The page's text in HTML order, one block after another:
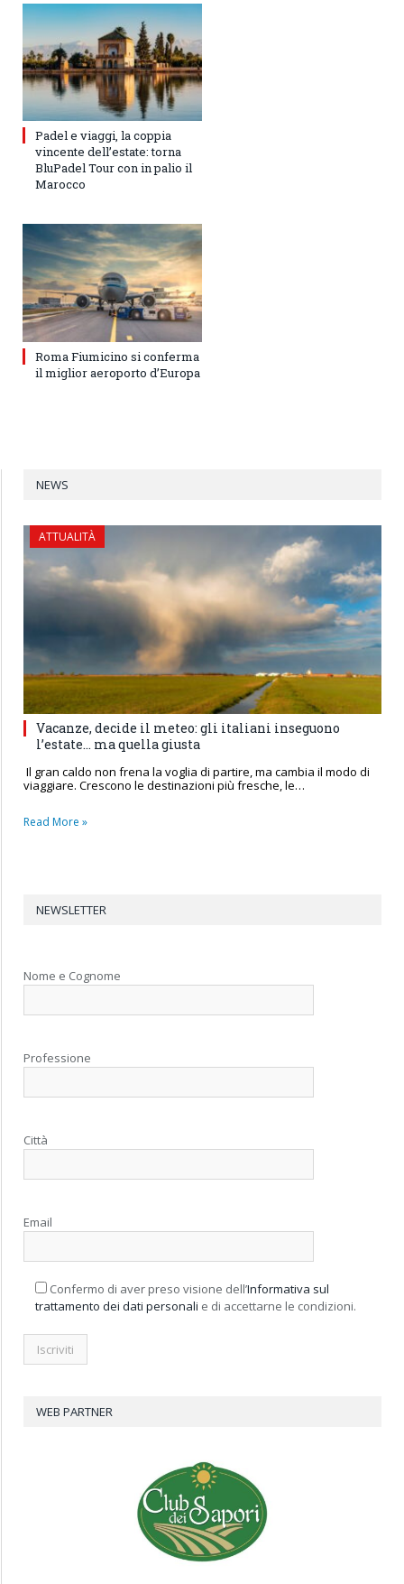
Padel e viaggi, la coppia
vincente dell’estate: torna
BluPadel Tour con in palio il
Marocco
Roma Fiumicino si conferma
il miglior aeroporto d’Europa
NEWS
ATTUALITÀ
Vacanze, decide il meteo: gli italiani inseguono
l’estate… ma quella giusta
Il gran caldo non frena la voglia di partire, ma cambia il modo di
viaggiare. Crescono le destinazioni più fresche, le…
Read More »
NEWSLETTER
Nome e Cognome
Professione
Città
Email
Confermo di aver preso visione dell’Informativa sul
trattamento dei dati personali e di accettarne le condizioni.
WEB PARTNER